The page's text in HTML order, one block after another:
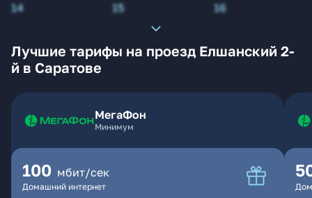
14
15 16
Лучшие тарифы на проезд Елшанский 2-
й в Саратове
МегаФон
Минимум
100 мбит/сек
Домашний интернет